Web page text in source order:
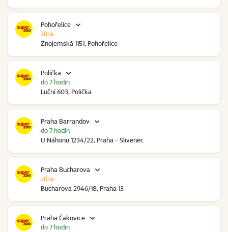
Pohořelice
Znojemská 1151, Pohořelice
zítra
Polička
Luční 603, Polička
do 7 hodin
Praha Barrandov
U Náhonu 1234/22, Praha - Slivenec
do 7 hodin
Praha Bucharova
Bucharova 2946/18, Praha 13
zítra
Praha Čakovice
do 7 hodin